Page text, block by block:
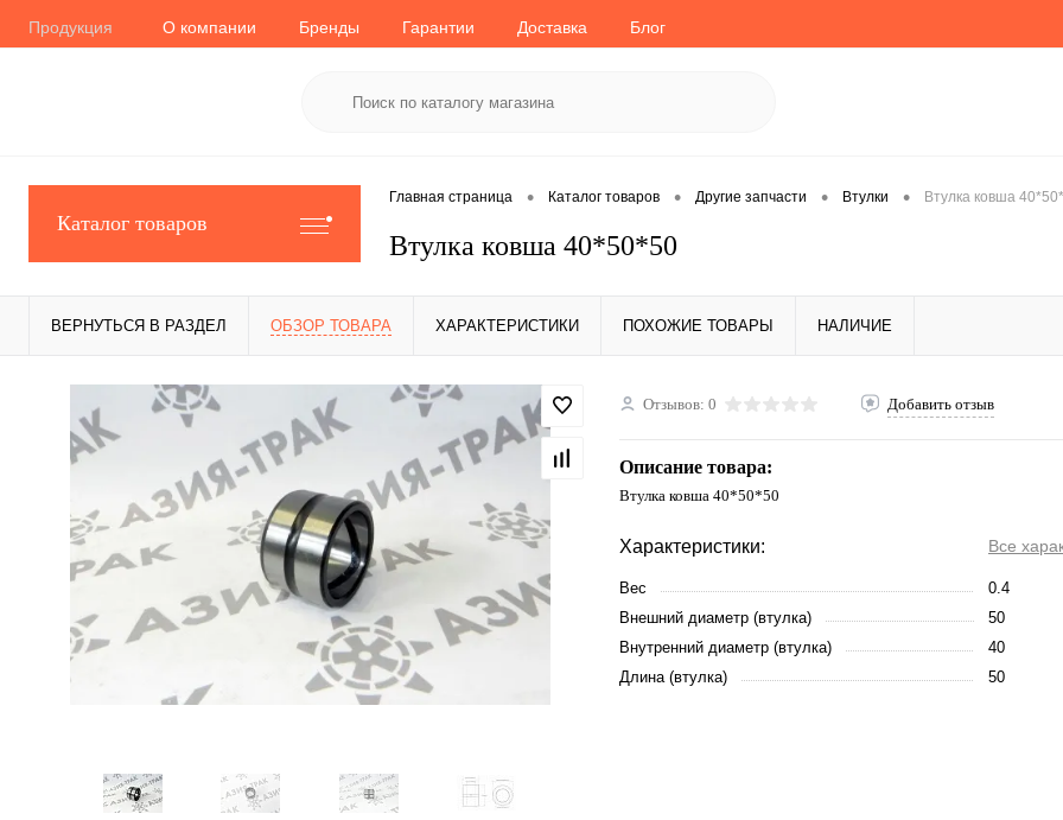
Продукция О компании Бренды Гарантии Доставка Блог
Каталог товаров
Главная страница • Каталог товаров • Другие запчасти • Втулки • Втулка ковша
Втулка ковша 40*50*50
ВЕРНУТЬСЯ В РАЗДЕЛ ОБЗОР ТОВАРА ХАРАКТЕРИСТИКИ ПОХОЖИЕ ТОВАРЫ НАЛИЧИЕ
Отзывов: 0 Добавить отзыв
Описание товара:
Втулка ковша 40*50*50
Характеристики: Все
Вес
0.4
Внешний диаметр (втулка)
50
Внутренний диаметр (втулка)
40
Длина (втулка)
50